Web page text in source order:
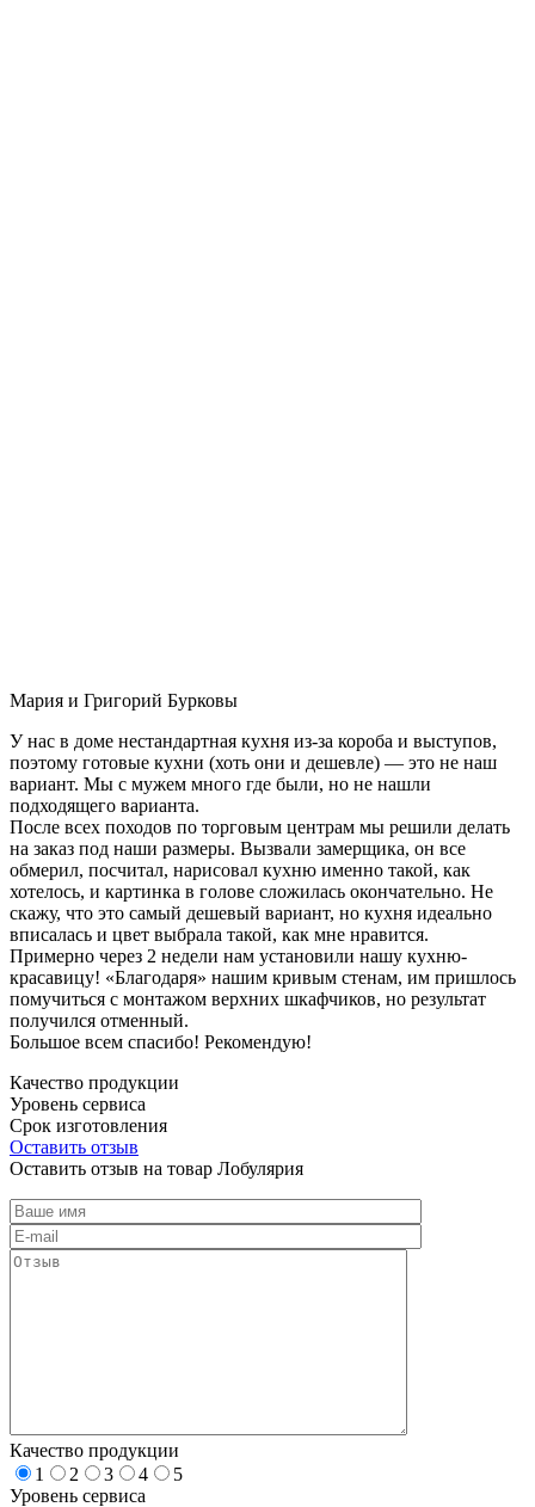
Мария и Григорий Бурковы
У нас в доме нестандартная кухня из-за короба и выступов,
поэтому готовые кухни (хоть они и дешевле) — это не наш
вариант. Мы с мужем много где были, но не нашли
подходящего варианта.
После всех походов по торговым центрам мы решили делать
на заказ под наши размеры. Вызвали замерщика, он все
обмерил, посчитал, нарисовал кухню именно такой, как
хотелось, и картинка в голове сложилась окончательно. Не
скажу, что это самый дешевый вариант, но кухня идеально
вписалась и цвет выбрала такой, как мне нравится.
Примерно через 2 недели нам установили нашу кухню-
красавицу! «Благодаря» нашим кривым стенам, им пришлось
помучиться с монтажом верхних шкафчиков, но результат
получился отменный.
Большое всем спасибо! Рекомендую!
Качество продукции
Уровень сервиса
Срок изготовления
Оставить отзыв
Оставить отзыв на товар Лобулярия
Качество продукции
1
2 3 4
5
Уровень сервиса